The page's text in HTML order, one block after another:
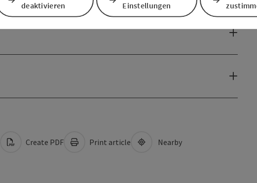
Create PDF Print article Nearby
deaktivieren
Einstellungen